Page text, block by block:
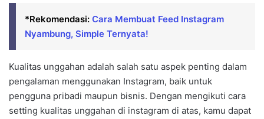
*Rekomendasi: Cara Membuat Feed Instagram
Nyambung, Simple Ternyata!
Kualitas unggahan adalah salah satu aspek penting dalam
pengalaman menggunakan Instagram, baik untuk
pengguna pribadi maupun bisnis. Dengan mengikuti cara
setting kualitas unggahan di instagram di atas, kamu dapat